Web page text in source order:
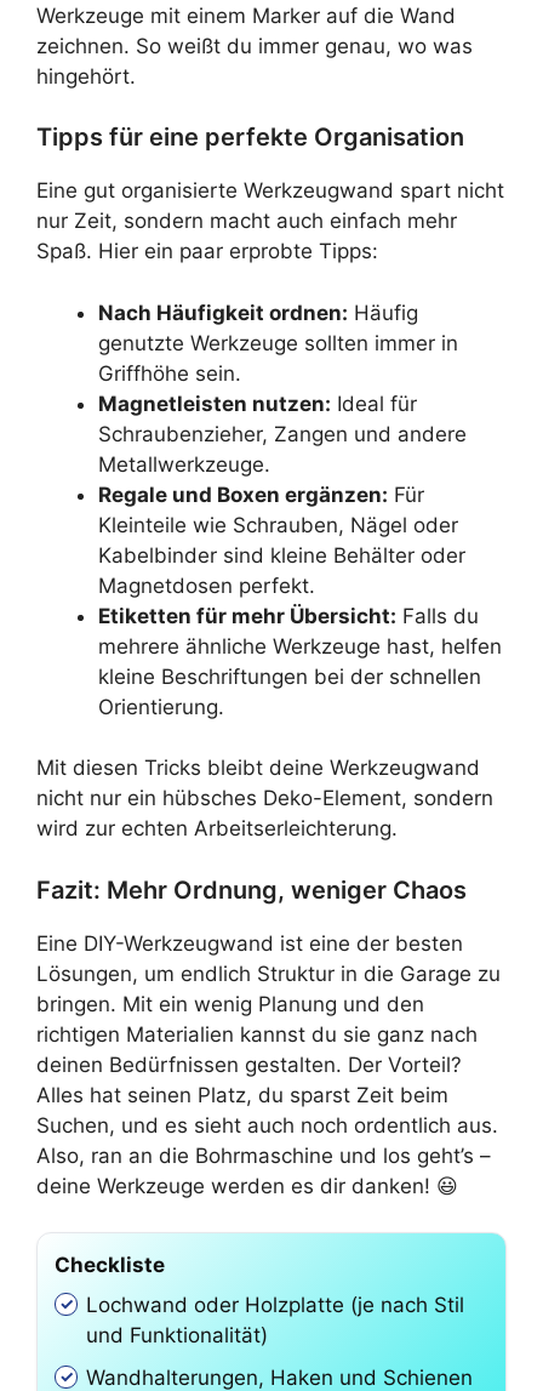
Werkzeuge mit einem Marker auf die Wand
zeichnen. So weißt du immer genau, wo was
hingehört.
Tipps für eine perfekte Organisation
Eine gut organisierte Werkzeugwand spart nicht
nur Zeit, sondern macht auch einfach mehr
Spaß. Hier ein paar erprobte Tipps:
Nach Häufigkeit ordnen: Häufig
genutzte Werkzeuge sollten immer in
Griffhöhe sein.
Magnetleisten nutzen: Ideal für
Schraubenzieher, Zangen und andere
Metallwerkzeuge.
Regale und Boxen ergänzen: Für
Kleinteile wie Schrauben, Nägel oder
Kabelbinder sind kleine Behälter oder
Magnetdosen perfekt.
Etiketten für mehr Übersicht: Falls du
mehrere ähnliche Werkzeuge hast, helfen
kleine Beschriftungen bei der schnellen
Orientierung.
Mit diesen Tricks bleibt deine Werkzeugwand
nicht nur ein hübsches Deko-Element, sondern
wird zur echten Arbeitserleichterung.
Fazit: Mehr Ordnung, weniger Chaos
Eine DIY-Werkzeugwand ist eine der besten
Lösungen, um endlich Struktur in die Garage zu
bringen. Mit ein wenig Planung und den
richtigen Materialien kannst du sie ganz nach
deinen Bedürfnissen gestalten. Der Vorteil?
Alles hat seinen Platz, du sparst Zeit beim
Suchen, und es sieht auch noch ordentlich aus.
Also, ran an die Bohrmaschine und los geht’s –
deine Werkzeuge werden es dir danken! 😃
Checkliste
Lochwand oder Holzplatte (je nach Stil
und Funktionalität)
Wandhalterungen, Haken und Schienen